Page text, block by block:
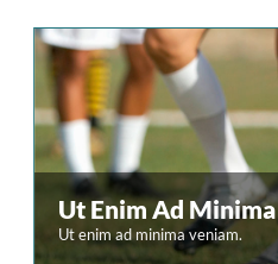
Ut Enim Ad Minima
Ut enim ad minima veniam.